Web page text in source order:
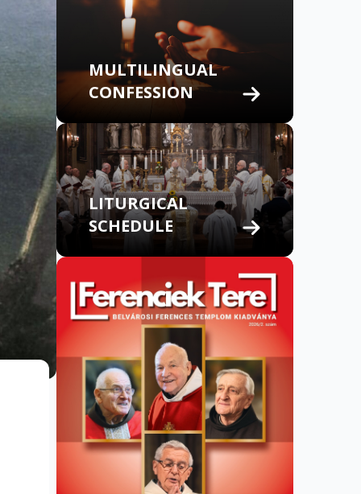
MULTILINGUAL
CONFESSION
LITURGICAL
SCHEDULE